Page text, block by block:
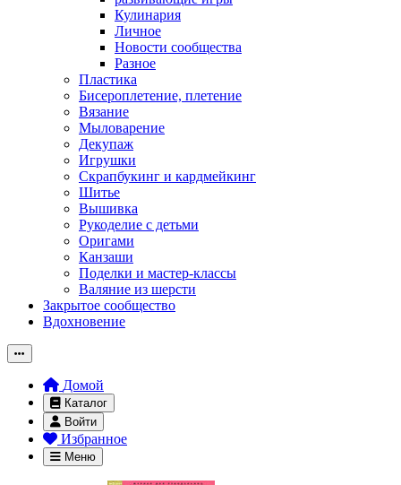
Кулинария
Личное
Новости сообщества
Разное
Пластика
Бисероплетение, плетение
Вязание
Мыловарение
Декупаж
Игрушки
Скрапбукинг и кардмейкинг
Шитье
Вышивка
Рукоделие с детьми
Оригами
Канзаши
Поделки и мастер-классы
Валяние из шерсти
Закрытое сообщество
Вдохновение
Домой
Каталог
Войти
Избранное
Меню